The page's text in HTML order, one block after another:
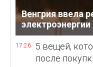
Венгрия ввела
электроэнергии
17:26
5 вещей,
после